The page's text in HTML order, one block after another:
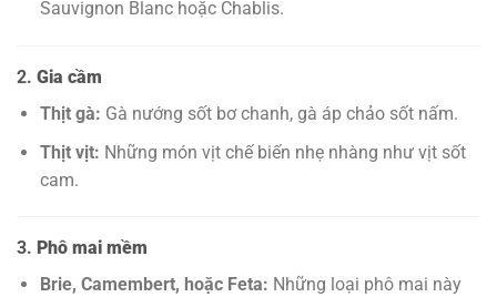
Sauvignon Blanc hoặc Chablis.
2. Gia cầm
Thịt gà: Gà nướng sốt bơ chanh, gà áp chảo sốt nấm.
Thịt vịt: Những món vịt chế biến nhẹ nhàng như vịt sốt
cam.
3. Phô mai mềm
Brie, Camembert, hoặc Feta: Những loại phô mai này